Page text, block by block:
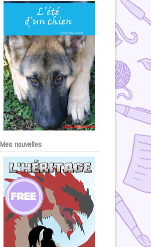
Mes nouvelles